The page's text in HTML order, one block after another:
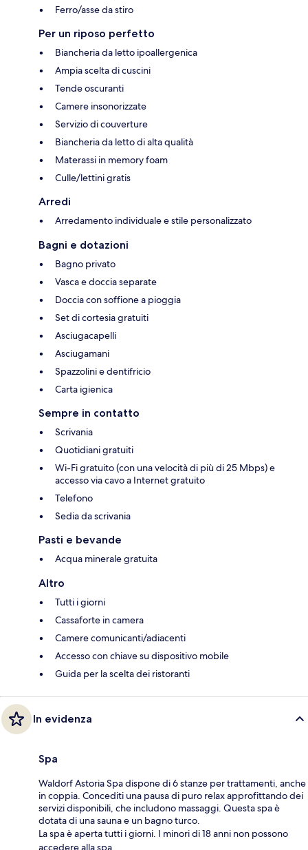
Ferro/asse da stiro
Per un riposo perfetto
Biancheria da letto ipoallergenica
Ampia scelta di cuscini
Tende oscuranti
Camere insonorizzate
Servizio di couverture
Biancheria da letto di alta qualità
Materassi in memory foam
Culle/lettini gratis
Arredi
Arredamento individuale e stile personalizzato
Bagni e dotazioni
Bagno privato
Vasca e doccia separate
Doccia con soffione a pioggia
Set di cortesia gratuiti
Asciugacapelli
Asciugamani
Spazzolini e dentifricio
Carta igienica
Sempre in contatto
Scrivania
Quotidiani gratuiti
Wi-Fi gratuito (con una velocità di più di 25 Mbps) e
accesso via cavo a Internet gratuito
Telefono
Sedia da scrivania
Pasti e bevande
Acqua minerale gratuita
Altro
Tutti i giorni
Cassaforte in camera
Camere comunicanti/adiacenti
Accesso con chiave su dispositivo mobile
Guida per la scelta dei ristoranti
In evidenza
Spa
Waldorf Astoria Spa dispone di 6 stanze per trattamenti, anche
in coppia. Concediti una pausa di puro relax approfittando dei
servizi disponibili, che includono massaggi. Questa spa è
dotata di una sauna e un bagno turco.
La spa è aperta tutti i giorni. I minori di 18 anni non possono
accedere alla spa.